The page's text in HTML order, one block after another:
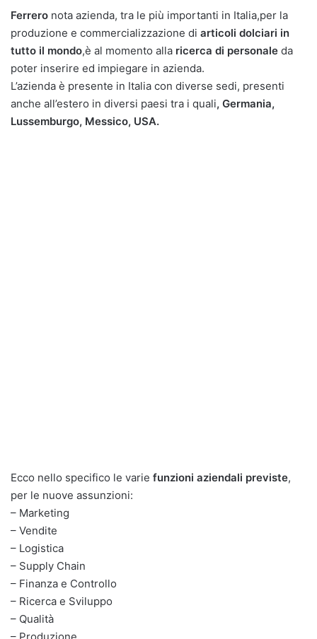
Ferrero nota azienda, tra le più importanti in Italia,per la
produzione e commercializzazione di articoli dolciari in
tutto il mondo,è al momento alla ricerca di personale da
poter inserire ed impiegare in azienda.
L’azienda è presente in Italia con diverse sedi, presenti
anche all’estero in diversi paesi tra i quali, Germania,
Lussemburgo, Messico, USA.
Ecco nello specifico le varie funzioni aziendali previste,
per le nuove assunzioni:
– Marketing
– Vendite
– Logistica
– Supply Chain
– Finanza e Controllo
– Ricerca e Sviluppo
– Qualità